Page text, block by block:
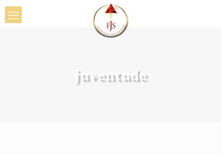
juventude